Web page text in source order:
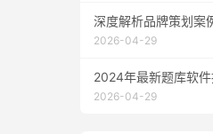
深度解析品牌策划案
2026-04-29
2024年最新题库软
2026-04-29